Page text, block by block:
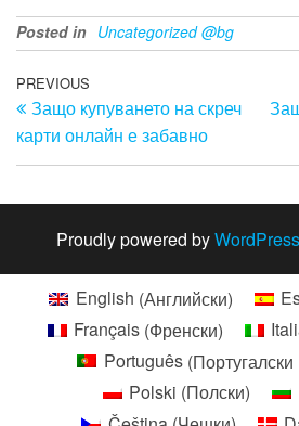
Posted in Uncategorized @bg
Навигация
Previous
Post
PREVIOUS
Защо купуването на скреч
карти онлайн е забавно
Proudly powered byWordPress
English (Английски)
Français (Френски)
Português(
Polski (Полски)